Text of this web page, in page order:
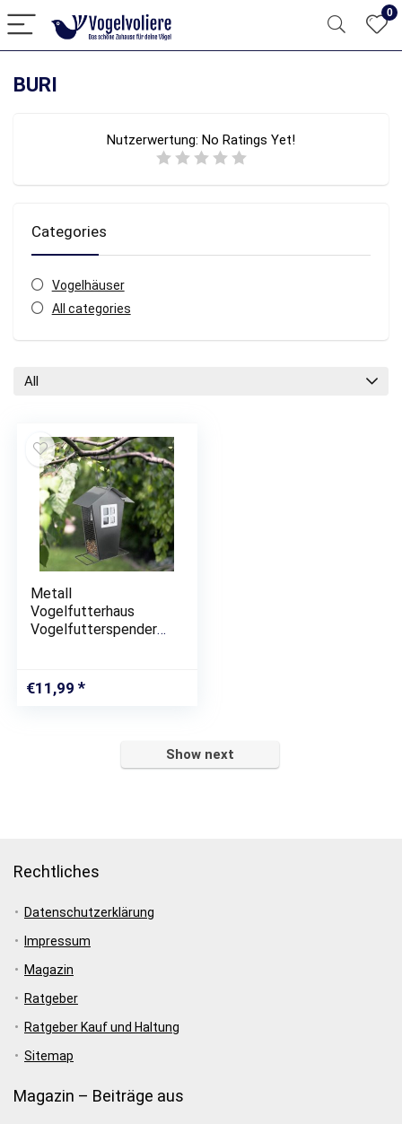
0
BURI
Nutzerwertung: No Ratings Yet!
Categories
Vogelhäuser
All categories
All
Metall
Vogelfutterhaus
Vogelfutterspender
Futterhaus
€11,99
Show next
Rechtliches
Datenschutzerklärung
Impressum
Magazin
Ratgeber
Ratgeber Kauf und Haltung
Sitemap
Magazin – Beiträge aus